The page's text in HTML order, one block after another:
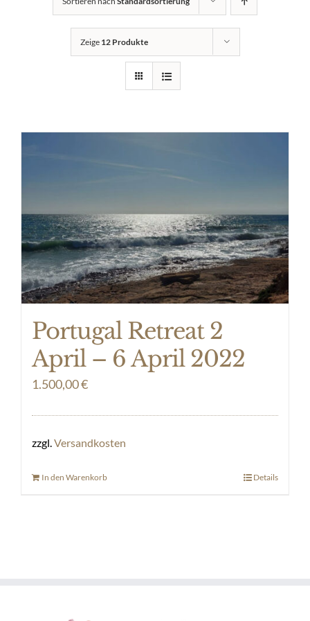
Zeige 12 Produkte
Portugal Retreat 2
April – 6 April 2022
1.500,00€
zzgl.Versandkosten
In den Warenkorb Details